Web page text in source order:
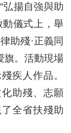
揚自強與助
儀式上，舉
助殘·正義同
旗。活動現場
疾人作品。
助殘、志願
全省扶殘助